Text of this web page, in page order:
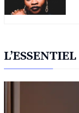
L’ESSENTIEL